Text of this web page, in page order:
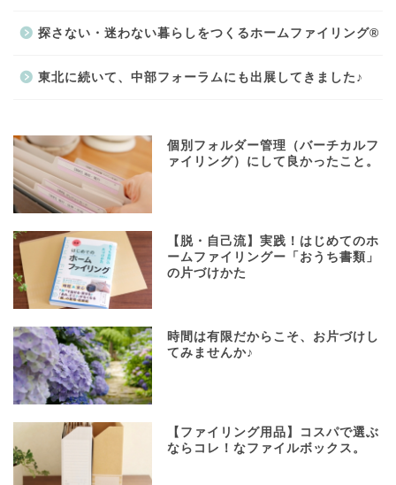
探さない・迷わない暮らしをつくるホームファイリング®
東北に続いて、中部フォーラムにも出展してきました♪
個別フォルダー管理（バーチカルフ
ァイリング）にして良かったこと。
【脱・自己流】実践！はじめてのホ
ームファイリングー「おうち書類」
の片づけかた
時間は有限だからこそ、お片づけし
てみませんか♪
【ファイリング用品】コスパで選ぶ
ならコレ！なファイルボックス。